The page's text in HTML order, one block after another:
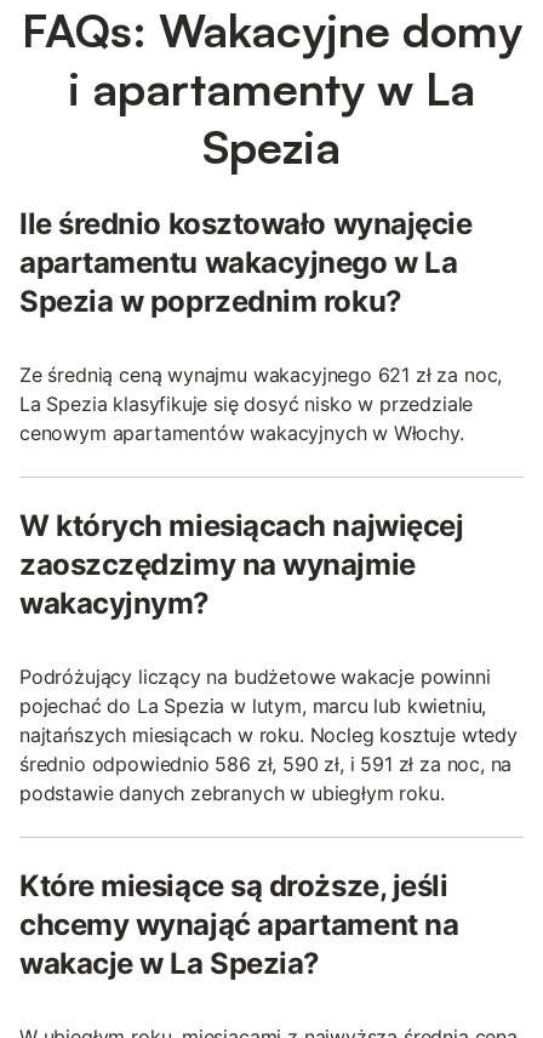
FAQs: Wakacyjne domy
i apartamenty w La
Spezia
Ile średnio kosztowało wynajęcie
apartamentu wakacyjnego w La
Spezia w poprzednim roku?
Ze średnią ceną wynajmu wakacyjnego 621 zł za noc,
La Spezia klasyfikuje się dosyć nisko w przedziale
cenowym apartamentów wakacyjnych w Włochy.
W których miesiącach najwięcej
zaoszczędzimy na wynajmie
wakacyjnym?
Podróżujący liczący na budżetowe wakacje powinni
pojechać do La Spezia w lutym, marcu lub kwietniu,
najtańszych miesiącach w roku. Nocleg kosztuje wtedy
średnio odpowiednio 586 zł, 590 zł, i 591 zł za noc, na
podstawie danych zebranych w ubiegłym roku.
Które miesiące są droższe, jeśli
chcemy wynająć apartament na
wakacje w La Spezia?